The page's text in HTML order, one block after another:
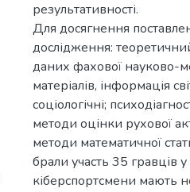
результативності.
Для досягнення
дослідження:
даних фахової науково-
матеріалів, інформація
соціологічні;
методи оцінки рухової
методи математичної
брали участь 35 гравців
кіберспортсмени мають